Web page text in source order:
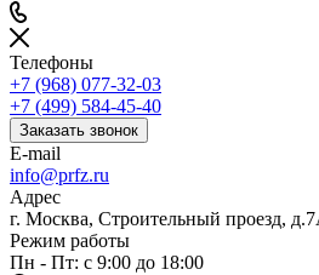
Телефоны
+7 (968) 077-32-03
+7 (499) 584-45-40
Заказать звонок
E-mail
info@prfz.ru
Адрес
г. Москва, Строительный проезд,
Режим работы
Пн - Пт: с 9:00 до 18:00